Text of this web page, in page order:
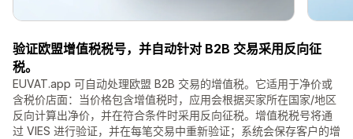
验证欧盟增值税税号，并自动针对 B2B 交易采用反向征
税。
EUVAT.app 可自动处理欧盟 B2B 交易的增值税。它适用于净价或
含税价店面：当价格包含增值税时，应用会根据买家所在国家/地区
反向计算出净价，并在符合条件时采用反向征税。增值税税号将通
过 VIES 进行验证，并在每笔交易中重新验证；系统会保存客户的增